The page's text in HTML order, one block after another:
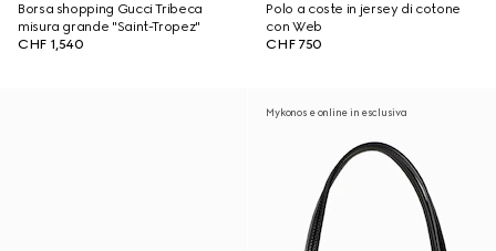
Borsa shopping Gucci Tribeca
misura grande "Saint-Tropez"
CHF 1,540
Polo a coste in jersey di cotone
con Web
CHF 750
Mykonos e online in esclusiva